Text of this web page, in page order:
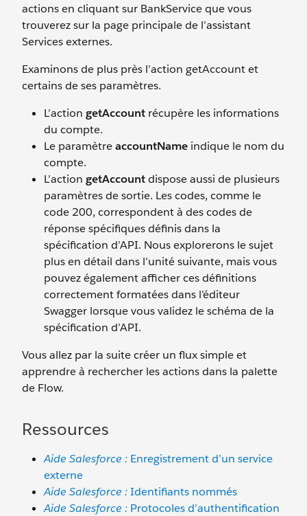
actions en cliquant sur BankService que vous
trouverez sur la page principale de l’assistant
Services externes.
Examinons de plus près l’action getAccount et
certains de ses paramètres.
L’action getAccount récupère les informations
du compte.
Le paramètreaccountName indique le nom du
compte.
L’action getAccountdispose aussi de plusieurs
paramètres de sortie. Les codes, comme le
code 200, correspondent à des codes de
réponse spécifiques définis dans la
spécification d’API. Nous explorerons le sujet
plus en détail dans l’unité suivante, mais vous
pouvez également afficher ces définitions
correctement formatées dans l’éditeur
Swagger lorsque vous validez le schéma de la
spécification d’API.
Vous allez par la suite créer un flux simple et
apprendre à rechercher les actions dans la palette
de Flow.
Ressources
Aide Salesforce : Enregistrement d’un service
externe
Aide Salesforce :Identifiants nommés
Aide Salesforce : Protocoles d’authentification